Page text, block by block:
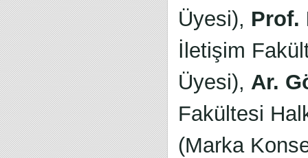
Üyesi), Prof.
İletişim
Üyesi), Ar.
Fakültesi
(Marka